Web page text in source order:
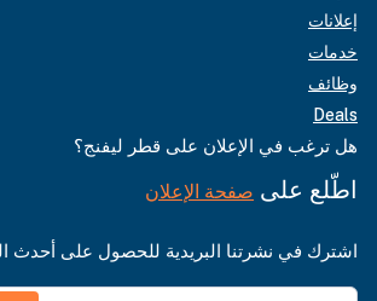
إعلانات
خدمات
وظائف
Deals
هل ترغب في الإعلان على قطر ليفنج؟
اطّلع على صفحة الإعلان
اشترك في نشرتنا البريدية للحصول على أحدث